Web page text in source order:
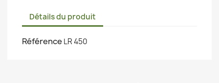
Détails du produit
Référence LR 450